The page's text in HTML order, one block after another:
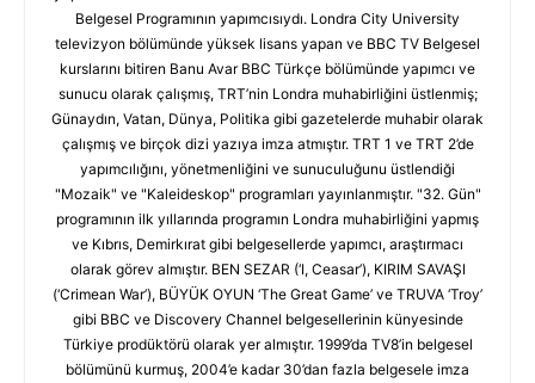
Belgesel Programının yapımcısıydı. Londra City University
televizyon bölümünde yüksek lisans yapan ve BBC TV Belgesel
kurslarını bitiren Banu Avar BBC Türkçe bölümünde yapımcı ve
sunucu olarak çalışmış, TRT’nin Londra muhabirliğini üstlenmiş;
Günaydın, Vatan, Dünya, Politika gibi gazetelerde muhabir olarak
çalışmış ve birçok dizi yazıya imza atmıştır. TRT 1 ve TRT 2’de
yapımcılığını, yönetmenliğini ve sunuculuğunu üstlendiği
"Mozaik" ve "Kaleideskop" programları yayınlanmıştır. "32. Gün"
programının ilk yıllarında programın Londra muhabirliğini yapmış
ve Kıbrıs, Demirkırat gibi belgesellerde yapımcı, araştırmacı
olarak görev almıştır. BEN SEZAR (‘I, Ceasar’), KIRIM SAVAŞI
(‘Crimean War’), BÜYÜK OYUN ‘The Great Game’ ve TRUVA ‘Troy’
gibi BBC ve Discovery Channel belgesellerinin künyesinde
Türkiye prodüktörü olarak yer almıştır. 1999’da TV8’in belgesel
bölümünü kurmuş, 2004’e kadar 30’dan fazla belgesele imza